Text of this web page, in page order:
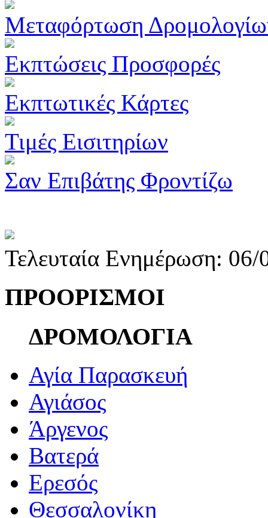
Μεταφόρτωση
Εκπτώσεις Προσφορές
Εκπτωτικές Κάρτες
Τιμές Εισιτηρίων
Σαν Επιβάτης Φροντίζω
Τελευταία Ενημέρωση:
ΠΡΟΟΡΙΣΜΟΙ
ΔΡΟΜΟΛΟΓΙΑ
Αγία Παρασκευή
Αγιάσος
Άργενος
Βατερά
Ερεσός
Θεσσαλονίκη